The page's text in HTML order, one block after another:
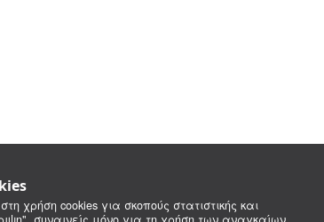
χρήση cookies για σκοπούς στατιστικής και